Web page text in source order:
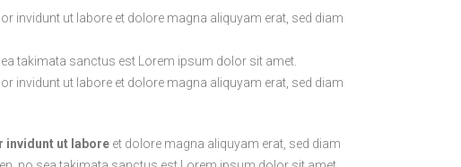
invidunt ut labore et dolore magna aliquyam erat, sed diam
takimata sanctus est Lorem ipsum dolor sit amet.
invidunt ut labore et dolore magna aliquyam erat, sed diam
invidunt ut labore et dolore magna aliquyam erat, sed diam